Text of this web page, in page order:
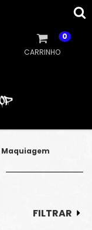
CARRINHO
0
Maquiagem
FILTRAR